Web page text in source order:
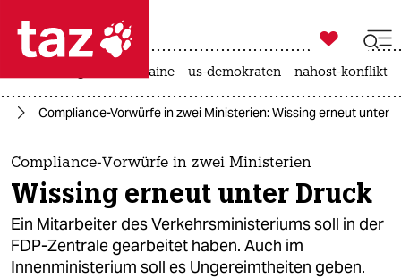
 taz zahl ich
taz zahl ich
themen
politik
öko

taz zahl ich
krieg in der ukraine us-demokraten nahost-konflikt
Compliance-Vorwürfe in zwei Ministerien: Wissing erneut unter
Compliance-Vorwürfe in zwei Ministerien
Wissing erneut unter Druck
Ein Mitarbeiter des Verkehrsministeriums soll in der
FDP-Zentrale gearbeitet haben. Auch im
Innenministerium soll es Ungereimtheiten geben.